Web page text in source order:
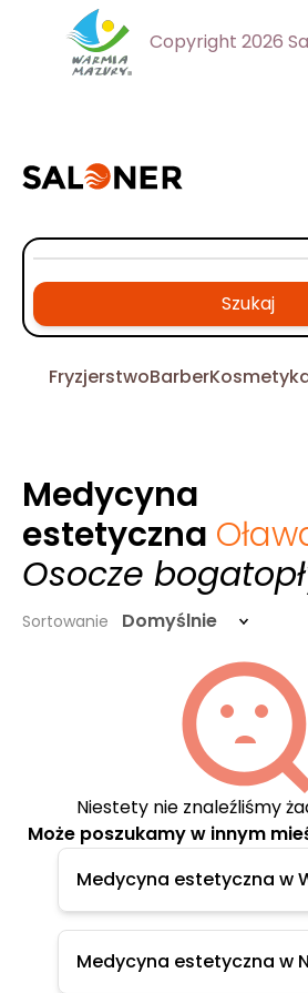
Copyright 2026
Szukaj
FryzjerstwoBarber
Medycyna
estetyczna
Osocze
Sortowanie Domyślnie
Niestety nie znaleźliśmy
Może poszukamy w innym
Medycyna estetyczna w
Medycyna estetyczna w